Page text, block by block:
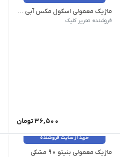
ماژیک معمولی اسکول مکس آبی 90
فروشنده: تحریر کلیک
36,500تومان
خرید از سایت فروشنده
ماژیک معمولی بنیتو 90 مشکی